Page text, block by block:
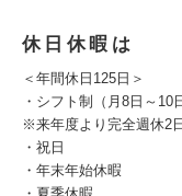
休日休暇は
＜年間休日125日＞
・シフト制（月8日～10
※来年度より完全週休2
・祝日
・年末年始休暇